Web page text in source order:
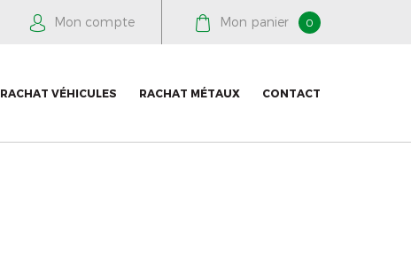
Mon compte Mon panier 0
RACHAT VÉHICULES RACHAT MÉTAUX CONTACT